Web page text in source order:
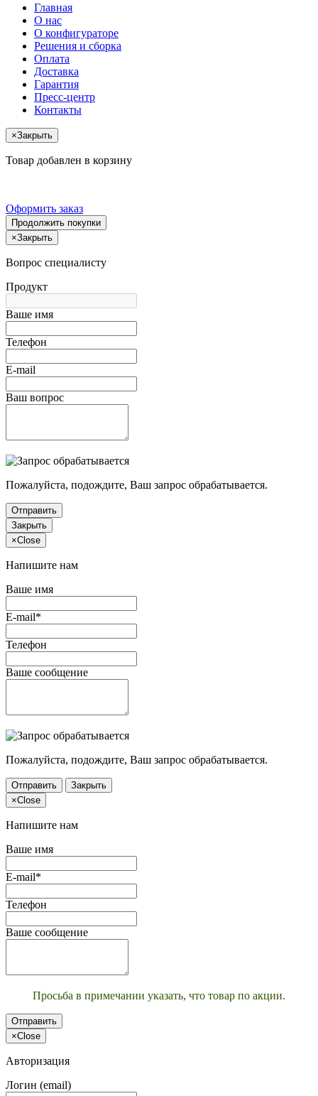
Главная
О нас
О конфигураторе
Решения и сборка
Оплата
Доставка
Гарантия
Пресс-центр
Контакты
×Закрыть
Товар добавлен в корзину
Оформить заказ
Продолжить покупки
×Закрыть
Вопрос специалисту
Продукт
Ваше имя
Телефон
E-mail
Ваш вопрос
Пожалуйста, подождите, Ваш запрос обрабатывается.
Отправить
Закрыть
×Close
Напишите нам
Ваше имя
E-mail*
Телефон
Ваше сообщение
Пожалуйста, подождите, Ваш запрос обрабатывается.
Отправить
Закрыть
×Close
Напишите нам
Ваше имя
E-mail*
Телефон
Ваше сообщение
Просьба в примечании указать, что товар по акции.
Отправить
×Close
Авторизация
Логин (email)